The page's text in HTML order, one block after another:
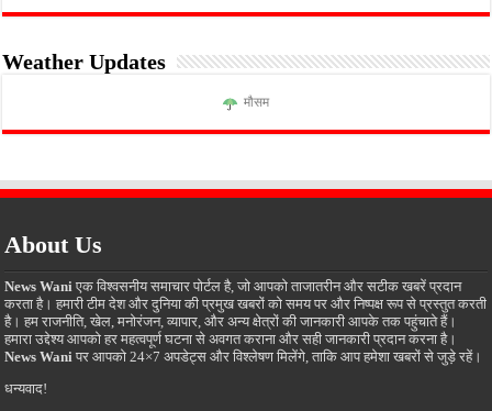
Weather Updates
मौसम
About Us
News Wani एक विश्वसनीय समाचार पोर्टल है, जो आपको ताजातरीन और सटीक खबरें प्रदान
करता है। हमारी टीम देश और दुनिया की प्रमुख खबरों को समय पर और निष्पक्ष रूप से प्रस्तुत करती
है। हम राजनीति, खेल, मनोरंजन, व्यापार, और अन्य क्षेत्रों की जानकारी आपके तक पहुंचाते हैं।
हमारा उद्देश्य आपको हर महत्वपूर्ण घटना से अवगत कराना और सही जानकारी प्रदान करना है।
News Wani पर आपको 24×7 अपडेट्स और विश्लेषण मिलेंगे, ताकि आप हमेशा खबरों से जुड़े रहें।
धन्यवाद!